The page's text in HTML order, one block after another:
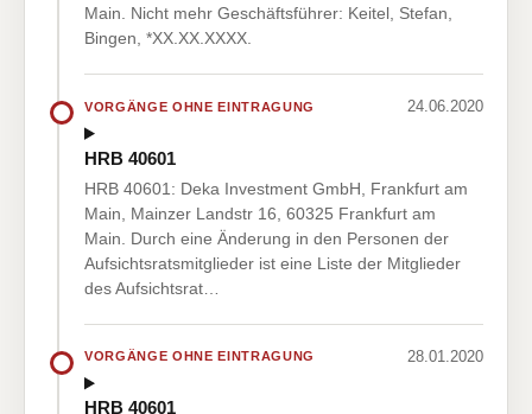
Main. Nicht mehr Geschäftsführer: Keitel, Stefan,
Bingen, *XX.XX.XXXX.
VORGÄNGE OHNE EINTRAGUNG 24.06.2020
HRB 40601
HRB 40601: Deka Investment GmbH, Frankfurt am
Main, Mainzer Landstr 16, 60325 Frankfurt am
Main. Durch eine Änderung in den Personen der
Aufsichtsratsmitglieder ist eine Liste der Mitglieder
des Aufsichtsrat…
VORGÄNGE OHNE EINTRAGUNG 28.01.2020
HRB 40601